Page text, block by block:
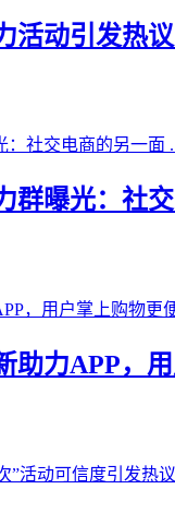
活动引发热
群曝光：社
助力APP，